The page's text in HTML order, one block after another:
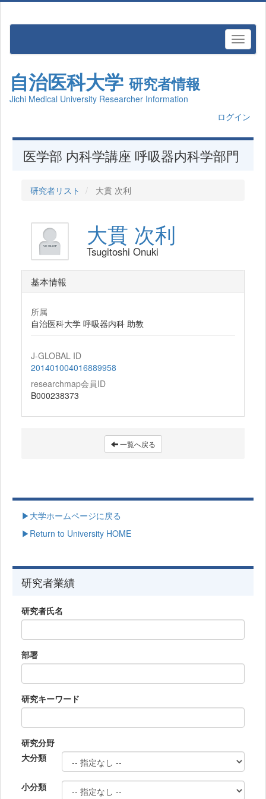
自治医科大学 研究者情報
Jichi Medical University Researcher Information
ログイン
医学部 内科学講座 呼吸器内科学部門
研究者リスト 大貫 次利
大貫 次利
Tsugitoshi Onuki
基本情報
所属
自治医科大学 呼吸器内科 助教
J-GLOBAL ID
201401004016889958
researchmap会員ID
B000238373
一覧へ戻る
▶大学ホームページに戻る
▶Return to University HOME
研究者業績
研究者氏名
部署
研究キーワード
研究分野
大分類
小分類